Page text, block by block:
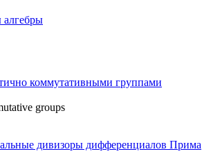
алгебры
коммутативными группами
groups
дивизоры дифференциалов Прима